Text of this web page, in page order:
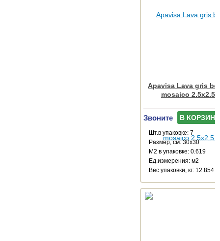
Apavisa Lava gris
mosaico 2.5x2.5
Звоните В КОРЗИНУ
Шт.в упаковке: 7
Размер, см: 30x30
М2 в упаковке: 0.619
Ед.измерения: м2
Веc упаковки, кг: 12.854